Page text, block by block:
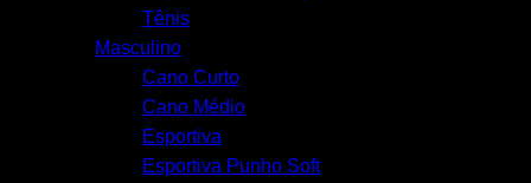
Tênis
Masculino
Cano Curto
Cano Médio
Esportiva
Esportiva Punho Soft